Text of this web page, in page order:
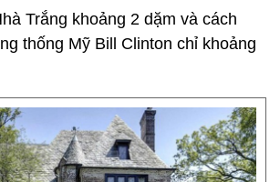
Trắng khoảng 2 dặm và cách
thống Mỹ Bill Clinton chỉ khoảng